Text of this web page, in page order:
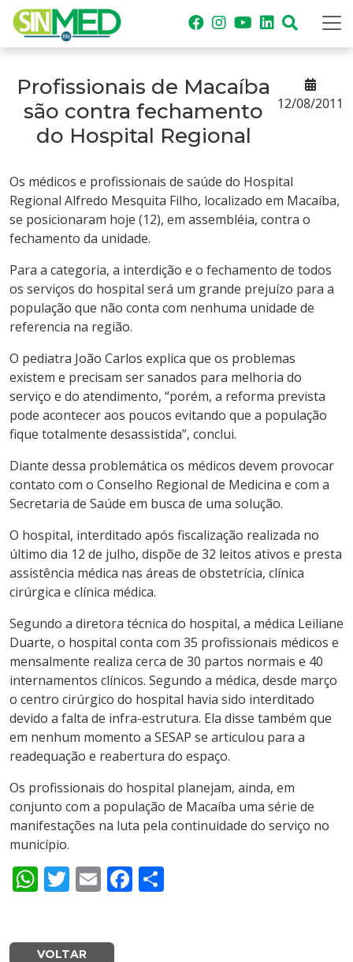
Profissionais de Macaíba
são contra fechamento
do Hospital Regional
12/08/2011
Os médicos e profissionais de saúde do Hospital
Regional Alfredo Mesquita Filho, localizado em Macaíba,
se posicionaram hoje (12), em assembléia, contra o
fechamento da unidade.
Para a categoria, a interdição e o fechamento de todos
os serviços do hospital será um grande prejuízo para a
população que não conta com nenhuma unidade de
referencia na região.
O pediatra João Carlos explica que os problemas
existem e precisam ser sanados para melhoria do
serviço e do atendimento, “porém, a reforma prevista
pode acontecer aos poucos evitando que a população
fique totalmente desassistida”, conclui.
Diante dessa problemática os médicos devem provocar
contato com o Conselho Regional de Medicina e com a
Secretaria de Saúde em busca de uma solução.
O hospital, interditado após fiscalização realizada no
último dia 12 de julho, dispõe de 32 leitos ativos e presta
assistência médica nas áreas de obstetrícia, clínica
cirúrgica e clínica médica.
Segundo a diretora técnica do hospital, a médica Leiliane
Duarte, o hospital conta com 35 profissionais médicos e
mensalmente realiza cerca de 30 partos normais e 40
internamentos clínicos. Segundo a médica, desde março
o centro cirúrgico do hospital havia sido interditado
devido a falta de infra-estrutura. Ela disse também que
em nenhum momento a SESAP se articulou para a
readequação e reabertura do espaço.
Os profissionais do hospital planejam, ainda, em
conjunto com a população de Macaíba uma série de
manifestações na luta pela continuidade do serviço no
município.
WhatsApp
Twitter
EmailFacebook
VOLTAR